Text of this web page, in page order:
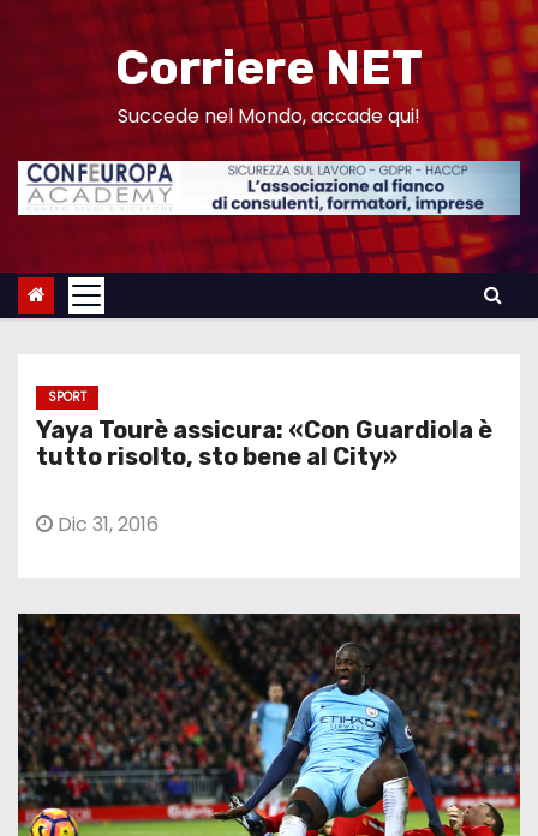
n
Corriere NET
Succede nel Mondo, accade qui!
SPORT
Yaya Tourè assicura: «Con Guardiola è
tutto risolto, sto bene al City»
Dic 31, 2016